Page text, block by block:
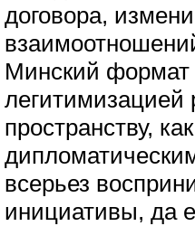
договора,
Минский
легитимизацией
пространству,
всерьез
инициативы, да